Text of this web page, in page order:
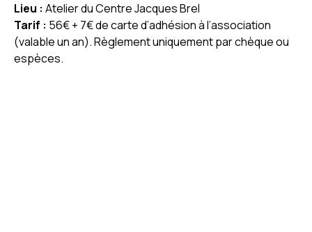
Lieu : Atelier du Centre Jacques Brel
Tarif : 56€ + 7€ de carte d’adhésion à l’association
(valable un an). Règlement uniquement par chèque ou
espèces.